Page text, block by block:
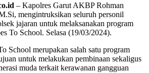
– Kapolres Garut AKBP Rohman
mengintruksikan seluruh personil
jajaran untuk melaksanakan program
To School. Selasa (19/03/2024).
School merupakan salah satu program
untuk melakukan pembinaan sekaligus
muda terkait kerawanan gangguan